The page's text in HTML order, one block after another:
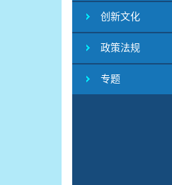
创新文化
政策法规
专题